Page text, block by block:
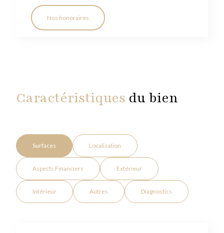
Nos honoraires
Caractéristiques du bien
Surfaces Localisation
Aspects Financiers Extérieur
Intérieur Autres Diagnostics